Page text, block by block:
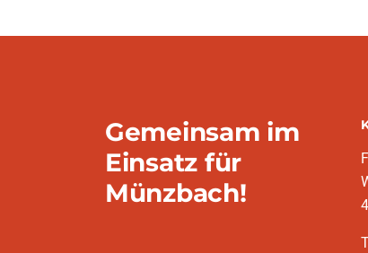
Gemeinsam im
Einsatz für
Münzbach!